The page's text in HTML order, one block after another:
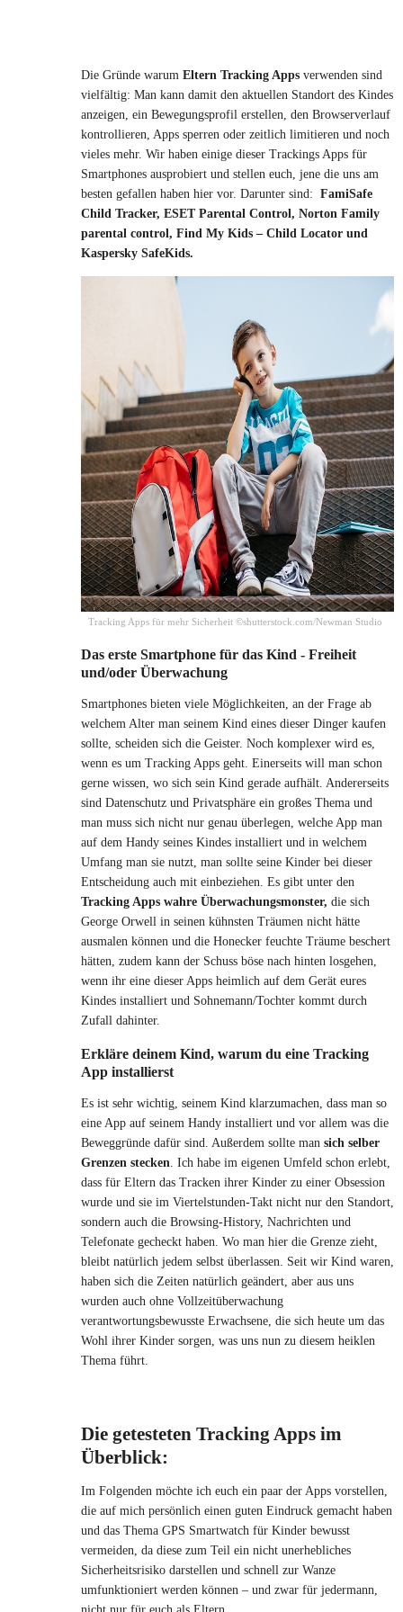
Die Gründe warum Eltern Tracking Apps verwenden sind
vielfältig: Man kann damit den aktuellen Standort des Kindes
anzeigen, ein Bewegungsprofil erstellen, den Browserverlauf
kontrollieren, Apps sperren oder zeitlich limitieren und noch
vieles mehr. Wir haben einige dieser Trackings Apps für
Smartphones ausprobiert und stellen euch, jene die uns am
besten gefallen haben hier vor. Darunter sind: FamiSafe
Child Tracker, ESET Parental Control, Norton Family
parental control, Find My Kids – Child Locator und
Kaspersky SafeKids.
Tracking Apps für mehr Sicherheit ©shutterstock.com/Newman Studio
Das erste Smartphone für das Kind - Freiheit
und/oder Überwachung
Smartphones bieten viele Möglichkeiten, an der Frage ab
welchem Alter man seinem Kind eines dieser Dinger kaufen
sollte, scheiden sich die Geister. Noch komplexer wird es,
wenn es um Tracking Apps geht. Einerseits will man schon
gerne wissen, wo sich sein Kind gerade aufhält. Andererseits
sind Datenschutz und Privatsphäre ein großes Thema und
man muss sich nicht nur genau überlegen, welche App man
auf dem Handy seines Kindes installiert und in welchem
Umfang man sie nutzt, man sollte seine Kinder bei dieser
Entscheidung auch mit einbeziehen. Es gibt unter den
Tracking Apps wahre Überwachungsmonster, die sich
George Orwell in seinen kühnsten Träumen nicht hätte
ausmalen können und die Honecker feuchte Träume beschert
hätten, zudem kann der Schuss böse nach hinten losgehen,
wenn ihr eine dieser Apps heimlich auf dem Gerät eures
Kindes installiert und Sohnemann/Tochter kommt durch
Zufall dahinter.
Erkläre deinem Kind, warum du eine Tracking
App installierst
Es ist sehr wichtig, seinem Kind klarzumachen, dass man so
eine App auf seinem Handy installiert und vor allem was die
Beweggründe dafür sind. Außerdem sollte man sich selber
Grenzen stecken. Ich habe im eigenen Umfeld schon erlebt,
dass für Eltern das Tracken ihrer Kinder zu einer Obsession
wurde und sie im Viertelstunden-Takt nicht nur den Standort,
sondern auch die Browsing-History, Nachrichten und
Telefonate gecheckt haben. Wo man hier die Grenze zieht,
bleibt natürlich jedem selbst überlassen. Seit wir Kind waren,
haben sich die Zeiten natürlich geändert, aber aus uns
wurden auch ohne Vollzeitüberwachung
verantwortungsbewusste Erwachsene, die sich heute um das
Wohl ihrer Kinder sorgen, was uns nun zu diesem heiklen
Thema führt.
Die getesteten Tracking Apps im
Überblick:
Im Folgenden möchte ich euch ein paar der Apps vorstellen,
die auf mich persönlich einen guten Eindruck gemacht haben
und das Thema GPS Smartwatch für Kinder bewusst
vermeiden, da diese zum Teil ein nicht unerhebliches
Sicherheitsrisiko darstellen und schnell zur Wanze
umfunktioniert werden können – und zwar für jedermann,